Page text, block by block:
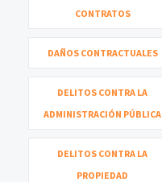
CONTRATOS
DAÑOS CONTRACTUALES
DELITOS CONTRA LA
ADMINISTRACIÓN PÚBLICA
DELITOS CONTRA LA
PROPIEDAD